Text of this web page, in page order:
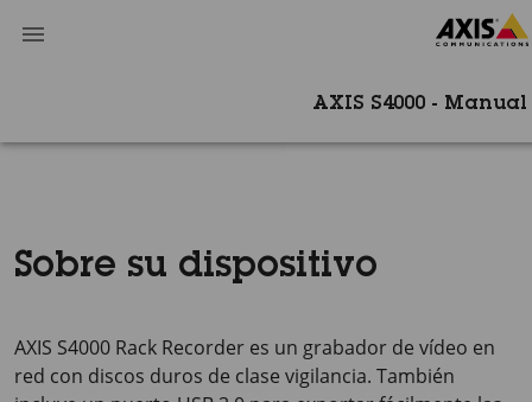
AXIS S4000 -
Sobre su dispositivo
AXIS S4000 Rack Recorder es un grabador de vídeo en
red con discos duros de clase vigilancia. También